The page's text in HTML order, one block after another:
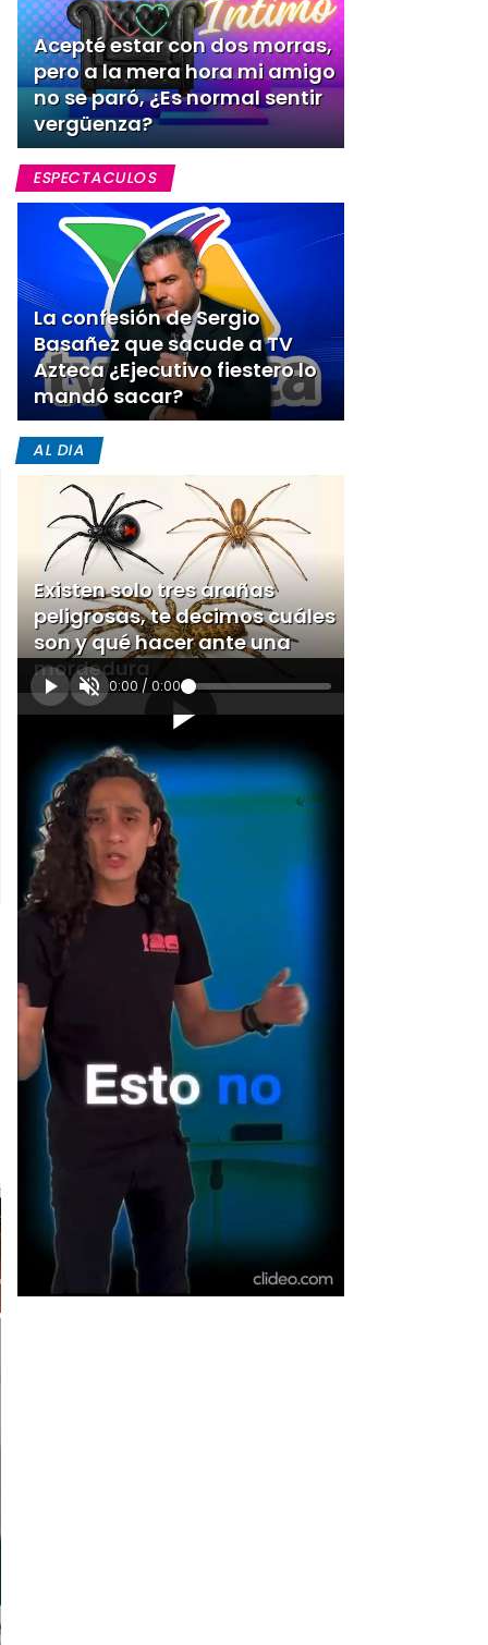
Acepté estar con dos morras,
pero a la mera hora mi amigo
no se paró, ¿Es normal sentir
vergüenza?
ESPECTACULOS
La confesión de Sergio
Basañez que sacude a TV
Azteca ¿Ejecutivo fiestero lo
mandó sacar?
AL DIA
Existen solo tres arañas
peligrosas, te decimos cuáles
son y qué hacer ante una
mordedura
0:00 / 0:00
[Publicidad]